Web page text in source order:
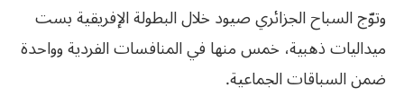
وتوّج السباح الجزائري صيود خلال البطولة الإفريقية بست
ميداليات ذهبية، خمس منها في المنافسات الفردية وواحدة
ضمن السباقات الجماعية.